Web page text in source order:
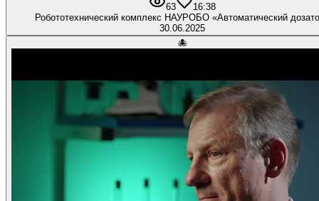
63 16:38
Робототехнический комплекс НАУРОБО «Автоматический
30.06.2025
🐙